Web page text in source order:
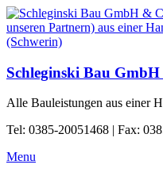
Schleginski Bau
Alle Bauleistungen aus einer
Tel: 0385-20051468 | Fax:
Menu